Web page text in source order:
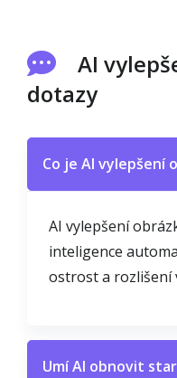
AI
dotazy
Co je AI vylepšení
AI vylepšení
inteligence
ostrost a rozlišení
Umí AI obnovit